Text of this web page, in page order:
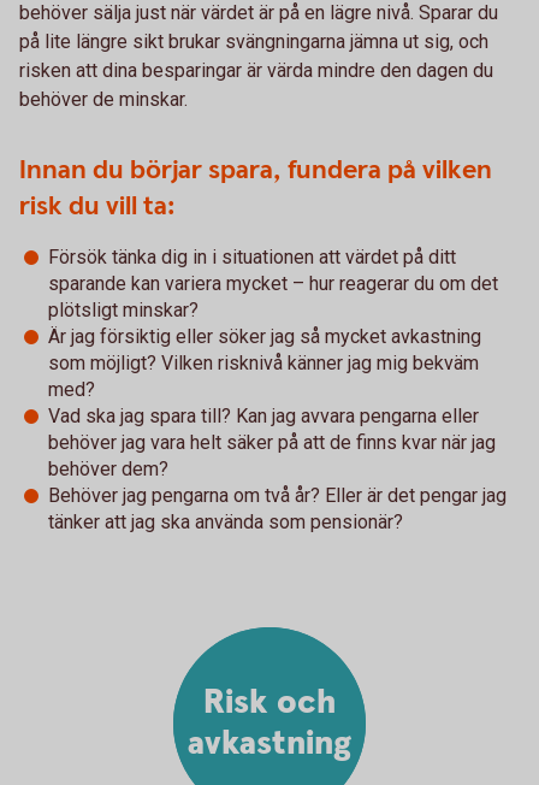
behöver sälja just när värdet är på en lägre nivå. Sparar du
på lite längre sikt brukar svängningarna jämna ut sig, och
risken att dina besparingar är värda mindre den dagen du
behöver de minskar.
Innan du börjar spara, fundera på vilken
risk du vill ta:
Försök tänka dig in i situationen att värdet på ditt
sparande kan variera mycket – hur reagerar du om det
plötsligt minskar?
Är jag försiktig eller söker jag så mycket avkastning
som möjligt? Vilken risknivå känner jag mig bekväm
med?
Vad ska jag spara till? Kan jag avvara pengarna eller
behöver jag vara helt säker på att de finns kvar när jag
behöver dem?
Behöver jag pengarna om två år? Eller är det pengar jag
tänker att jag ska använda som pensionär?
Risk och
avkastning